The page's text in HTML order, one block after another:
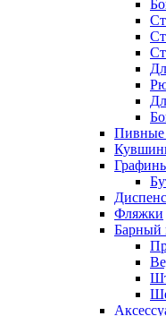
Пивные
Фляжки
Барный